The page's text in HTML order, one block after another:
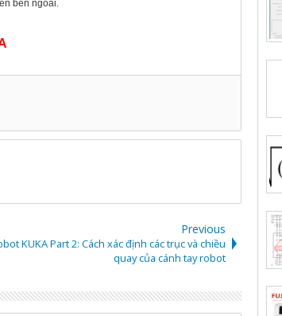
bên ngoài.
Previous
KUKA Part 2: Cách xác định các trục và chiều
quay của cánh tay robot